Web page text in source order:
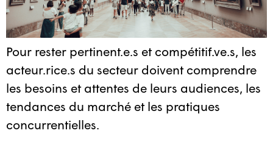
Pour rester pertinent.e.s et compétitif.ve.s, les
acteur.rice.s du secteur doivent comprendre
les besoins et attentes de leurs audiences, les
tendances du marché et les pratiques
concurrentielles.